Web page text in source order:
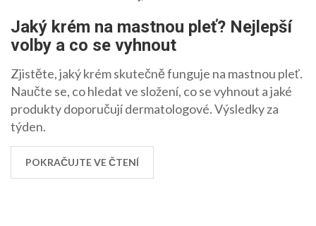
Jaký krém na mastnou pleť? Nejlepší
volby a co se vyhnout
Zjistěte, jaký krém skutečně funguje na mastnou pleť.
Naučte se, co hledat ve složení, co se vyhnout a jaké
produkty doporučují dermatologové. Výsledky za
týden.
POKRAČUJTE VE ČTENÍ